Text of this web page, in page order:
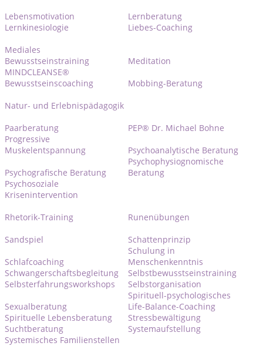
Lebensmotivation
Lernberatung
Lernkinesiologie
Liebes-Coaching
Mediales
Bewusstseinstraining
Meditation
MINDCLEANSE®️
Bewusstseinscoaching
Mobbing-Beratung
Natur- und Erlebnispädagogik
Paarberatung
PEP® Dr. Michael Bohne
Progressive
Muskelentspannung
Psychoanalytische Beratung
Psychografische Beratung
Psychophysiognomische
Beratung
Psychosoziale
Krisenintervention
Rhetorik-Training
Runenübungen
Sandspiel
Schattenprinzip
Schlafcoaching
Schulung in
Menschenkenntnis
Schwangerschaftsbegleitung
Selbstbewusstseinstraining
Selbsterfahrungsworkshops
Selbstorganisation
Sexualberatung
Spirituell-psychologisches
Life-Balance-Coaching
Spirituelle Lebensberatung
Stressbewältigung
Suchtberatung
Systemaufstellung
Systemisches Familienstellen